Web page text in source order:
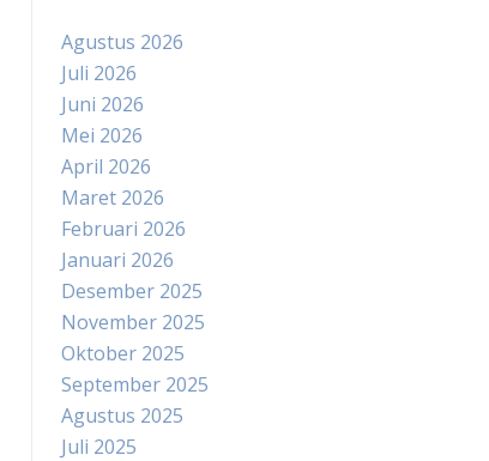
Agustus 2026
Juli 2026
Juni 2026
Mei 2026
April 2026
Maret 2026
Februari 2026
Januari 2026
Desember 2025
November 2025
Oktober 2025
September 2025
Agustus 2025
Juli 2025